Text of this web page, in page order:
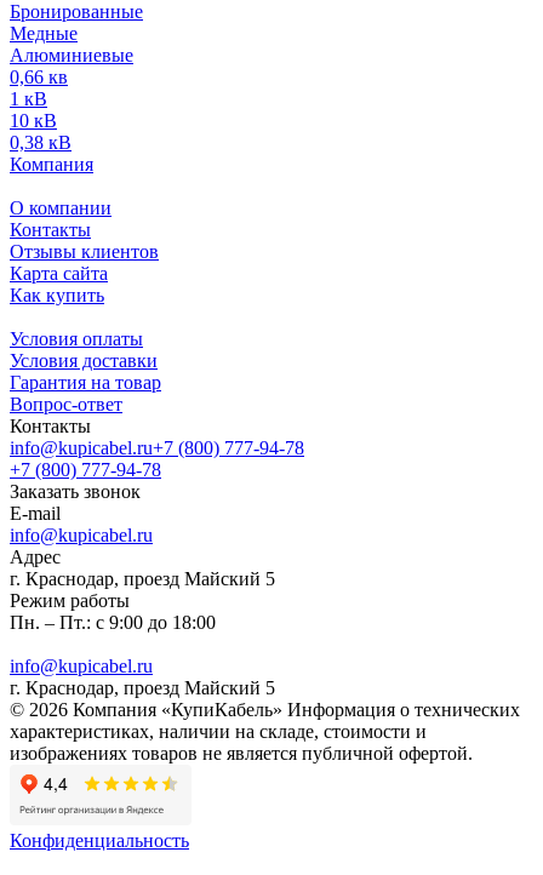
Бронированные
Медные
Алюминиевые
0,66 кв
1 кВ
10 кВ
0,38 кВ
Компания
О компании
Контакты
Отзывы клиентов
Карта сайта
Как купить
Условия оплаты
Условия доставки
Гарантия на товар
Вопрос-ответ
Контакты
info@kupicabel.ru+7 (800) 777-94-78
+7 (800) 777-94-78
Заказать звонок
E-mail
info@kupicabel.ru
Адрес
г. Краснодар, проезд Майский 5
Режим работы
Пн. – Пт.: с 9:00 до 18:00
info@kupicabel.ru
г. Краснодар, проезд Майский 5
© 2026 Компания «КупиКабель» Информация о технических
характеристиках, наличии на складе, стоимости и
изображениях товаров не является публичной офертой.
Конфиденциальность